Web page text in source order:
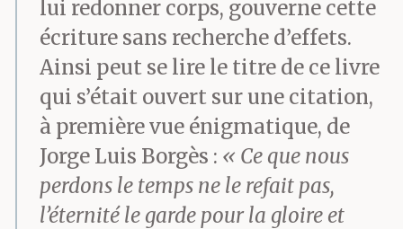
lui redonner corps, gouverne cette
écriture sans recherche d’effets.
Ainsi peut se lire le titre de ce livre
qui s’était ouvert sur une citation,
à première vue énigmatique, de
Jorge Luis Borgès : « Ce que nous
perdons le temps ne le refait pas,
l’éternité le garde pour la gloire et